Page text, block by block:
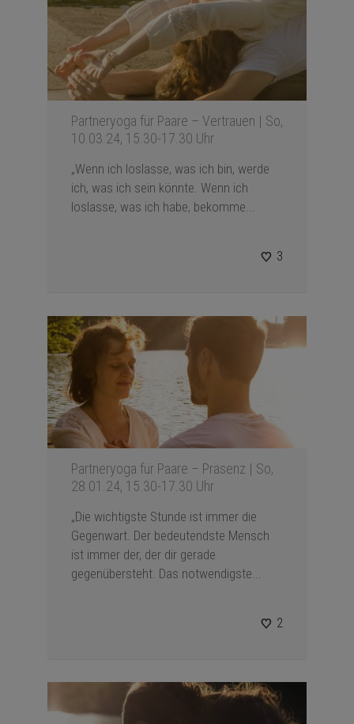
Partneryoga für Paare – Vertrauen | So,
10.03.24, 15.30-17.30 Uhr
„Wenn ich loslasse, was ich bin, werde
ich, was ich sein könnte. Wenn ich
loslasse, was ich habe, bekomme...
3
Partneryoga für Paare – Präsenz | So,
28.01.24, 15.30-17.30 Uhr
„Die wichtigste Stunde ist immer die
Gegenwart. Der bedeutendste Mensch
ist immer der, der dir gerade
gegenübersteht. Das notwendigste...
2